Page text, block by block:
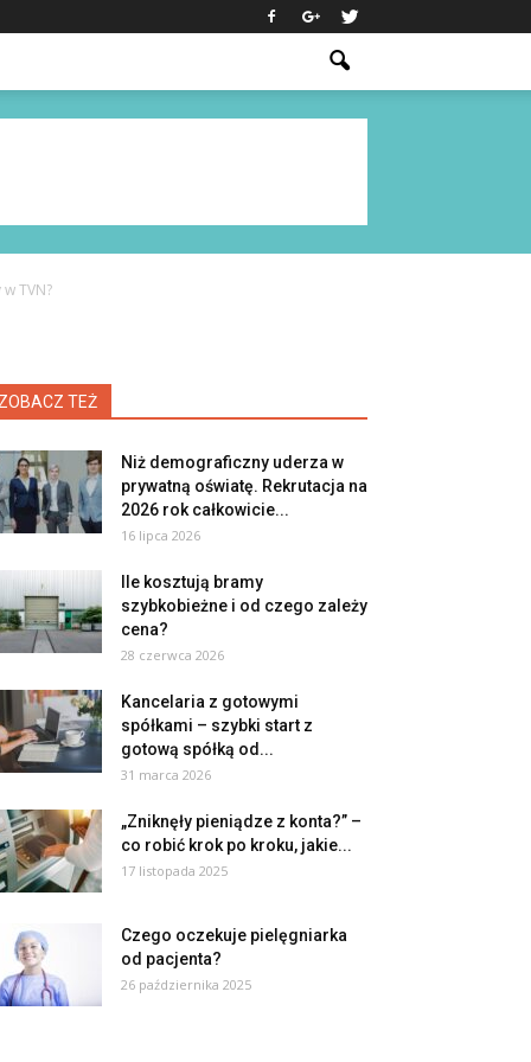
TVN?
ZOBACZ TEŻ
Niż demograficzny uderza w
prywatną oświatę. Rekrutacja na
2026 rok całkowicie...
16 lipca 2026
Ile kosztują bramy
szybkobieżne i od czego zależy
cena?
28 czerwca 2026
Kancelaria z gotowymi
spółkami – szybki start z
gotową spółką od...
31 marca 2026
„Zniknęły pieniądze z konta?” –
co robić krok po kroku, jakie...
17 listopada 2025
Czego oczekuje pielęgniarka
od pacjenta?
26 października 2025